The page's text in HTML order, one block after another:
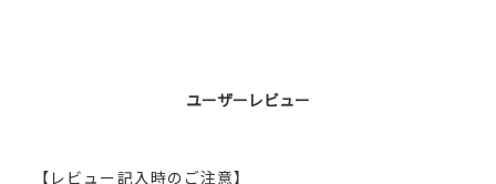
ユーザーレビュー
【レビュー記入時のご注意】